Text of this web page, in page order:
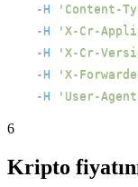
-H
'Content-
-H
'X-Cr-
-H
'X-Cr-
-H
'X-
-H
'User-Agent:
6
Kripto